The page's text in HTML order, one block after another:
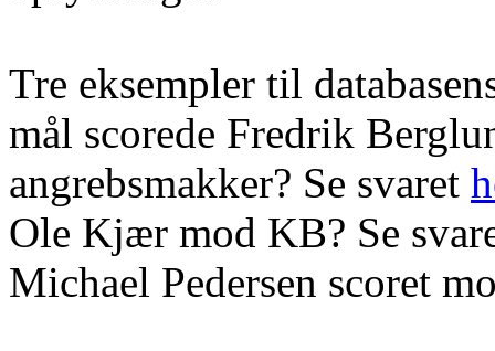
Tre eksempler til
mål scorede Fredrik
angrebsmakker? Se svaret
Ole Kjær mod KB? Se
Michael Pedersen scoret